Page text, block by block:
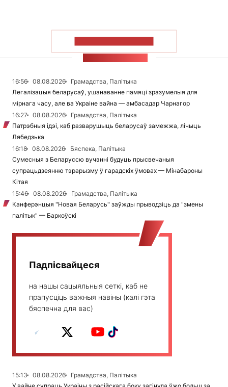
16:56 08.08.2026
Грамадства, Палітыка
Легалізацыя беларусаў, ушанаванне памяці зразумелыя для
мірнага часу, але ва Украіне вайна — амбасадар Чарнагор
16:27
08.08.2026
Грамадства, Палітыка
Патрэбныя ідэі, каб разварушыць беларусаў замежжа, лічыць
Лябедзька
16:18
08.08.2026
Бяспека, Палітыка
Сумесныя з Беларуссю вучэнні будуць прысвечаныя
супрацьдзеянню тэрарызму ў гарадскіх ўмовах — Мінабароны
Кітая
15:46
08.08.2026
Грамадства, Палітыка
Канферэнцыя "Новая Беларусь" заўжды прыводзіць да "змены
палітык" — Баркоўскі
Падпісвайцеся
на нашы сацыяльныя сеткі, каб не
прапусціць важныя навіны (калі гэта
бяспечна для вас)
15:13 08.08.2026
Грамадства, Палітыка